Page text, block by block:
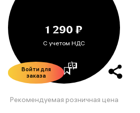
1 290 ₽
С учетом НДС
Войти для
заказа
Рекомендуемая розничная цена